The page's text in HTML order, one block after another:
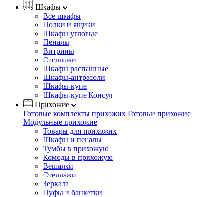
Шкафы
Все шкафы
Полки и ящики
Шкафы угловые
Пеналы
Витрины
Стеллажи
Шкафы распашные
Шкафы-антресоли
Шкафы-купе
Шкафы-купе Консул
Прихожие
Готовые комплекты прихожих Готовые прихожие
Модульные прихожие
Товары для прихожих
Шкафы и пеналы
Тумбы в прихожую
Комоды в прихожую
Вешалки
Стеллажи
Зеркала
Пуфы и банкетки